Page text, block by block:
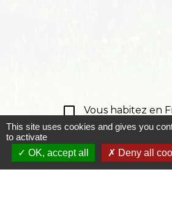
check_box_outline_blank Vous habitez en
check_box_outline_blank
This site uses cookies and gives you
to activate
OK, accept all
Deny all